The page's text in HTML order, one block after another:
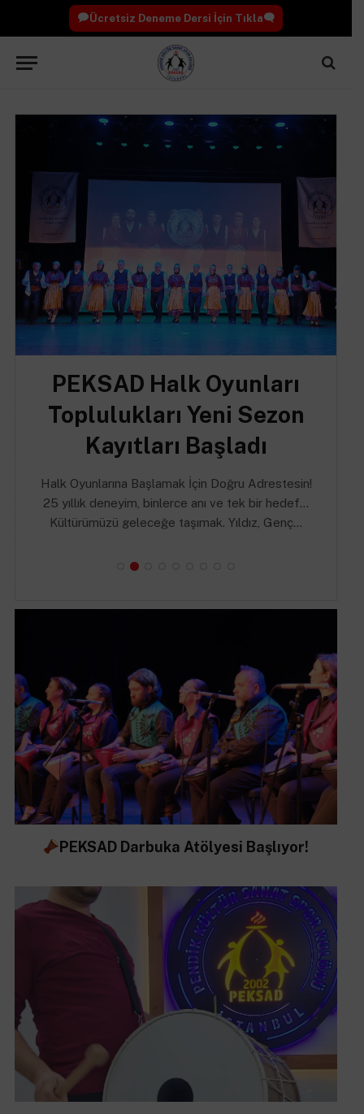
Ücretsiz Deneme Dersi İçin Tıkla
PEKSAD Darbuka Atölyesi Başlıyor!
PEKSAD Türk Sanat
Müziği Korosu Yeni Sezon
Kayıtları Başladı
Her makam bir duygu, her usûl bir nefes, her eser
asırlık bir mirastır… Şefimiz İrem Şamlı Seymenoğlu
yönetiminde gerçekleştirilen PEKSAD…